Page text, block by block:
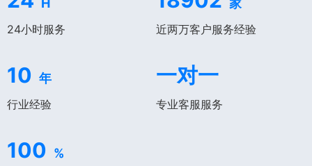
24小时服务 近两万客户服务经验
10 年
行业经验
一对一
专业客服服务
100 %